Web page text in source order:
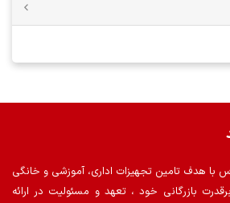
با هدف تامین تجهیزات اداری، آموزشی و خانگی
بازرگانی خود ، تعهد و مسئولیت در ارائه